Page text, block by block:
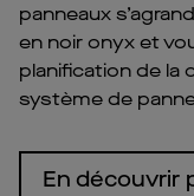
panneaux
en noir onyx et
planification de la
système de
En découvrir